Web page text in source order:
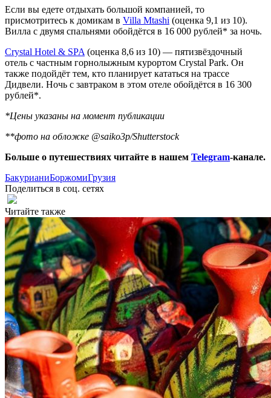
Если вы едете отдыхать большой компанией, то
присмотритесь к домикам в Villa Mtashi (оценка 9,1 из 10).
Вилла с двумя спальнями обойдётся в 16 000 рублей* за ночь.
Crystal Hotel & SPA (оценка 8,6 из 10) — пятизвёздочный
отель с частным горнолыжным курортом Crystal Park. Он
также подойдёт тем, кто планирует кататься на трассе
Дидвели. Ночь с завтраком в этом отеле обойдётся в 16 300
рублей*.
*Цены указаны на момент публикации
**фото на обложке @saiko3p/Shutterstock
Больше о путешествиях читайте в нашем Telegram-канале.
БакурианиБоржомиГрузия
Поделиться в соц. сетях
Читайте также